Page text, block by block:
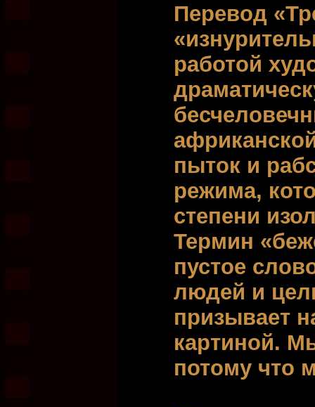
Перевод
работой
пыток и
режима,
степени
Термин
пустое
людей и
призывает
картиной.
потому что